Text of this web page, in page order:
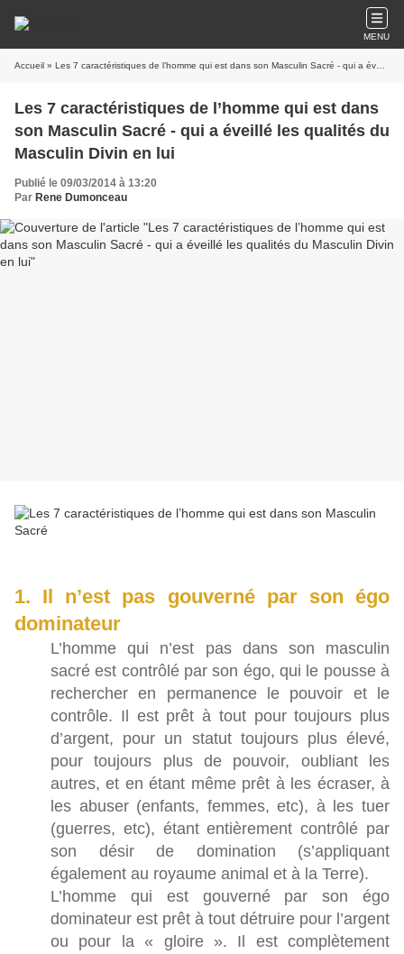
MENU
Accueil » Les 7 caractéristiques de l’homme qui est dans son Masculin Sacré - qui a éveillé les qualités du Masculin Divin en lui
Les 7 caractéristiques de l’homme qui est dans
son Masculin Sacré - qui a éveillé les qualités du
Masculin Divin en lui
Publié le 09/03/2014 à 13:20
Par Rene Dumonceau
1. Il n’est pas gouverné par son égo
dominateur
L’homme qui n’est pas dans son masculin
sacré est contrôlé par son égo, qui le pousse à
rechercher en permanence le pouvoir et le
contrôle. Il est prêt à tout pour toujours plus
d’argent, pour un statut toujours plus élevé,
pour toujours plus de pouvoir, oubliant les
autres, et en étant même prêt à les écraser, à
les abuser (enfants, femmes, etc), à les tuer
(guerres, etc), étant entièrement contrôlé par
son désir de domination (s’appliquant
également au royaume animal et à la Terre).
L’homme qui est gouverné par son égo
dominateur est prêt à tout détruire pour l’argent
ou pour la « gloire ». Il est complètement